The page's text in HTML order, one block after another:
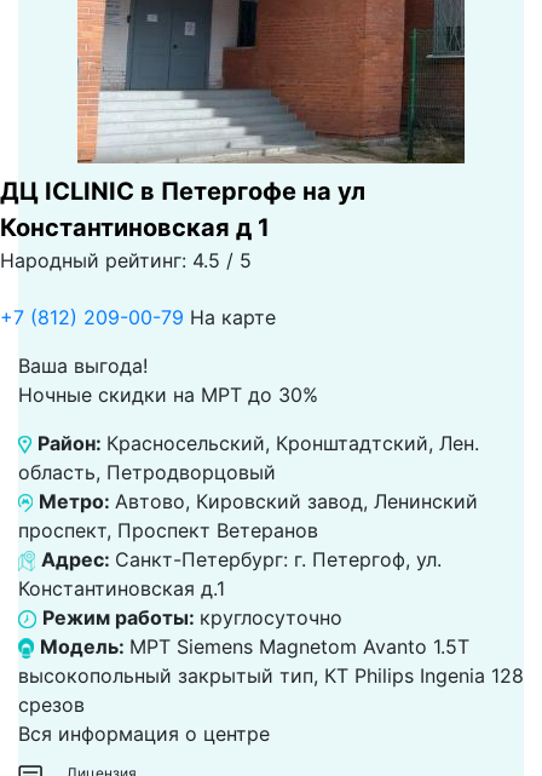
ДЦ ICLINIC в Петергофе на ул
Константиновская д 1
Народный рейтинг: 4.5 / 5
+7 (812) 209-00-79 На карте
Ваша выгода!
Ночные скидки на МРТ до 30%
Район: Красносельский, Кронштадтский, Лен.
область, Петродворцовый
Метро: Автово, Кировский завод, Ленинский
проспект, Проспект Ветеранов
Адрес: Санкт-Петербург: г. Петергоф, ул.
Константиновская д.1
Режим работы: круглосуточно
Модель: МРТ Siemens Magnetom Avanto 1.5T
высокопольный закрытый тип, КТ Philips Ingenia 128
срезов
Вся информация о центре